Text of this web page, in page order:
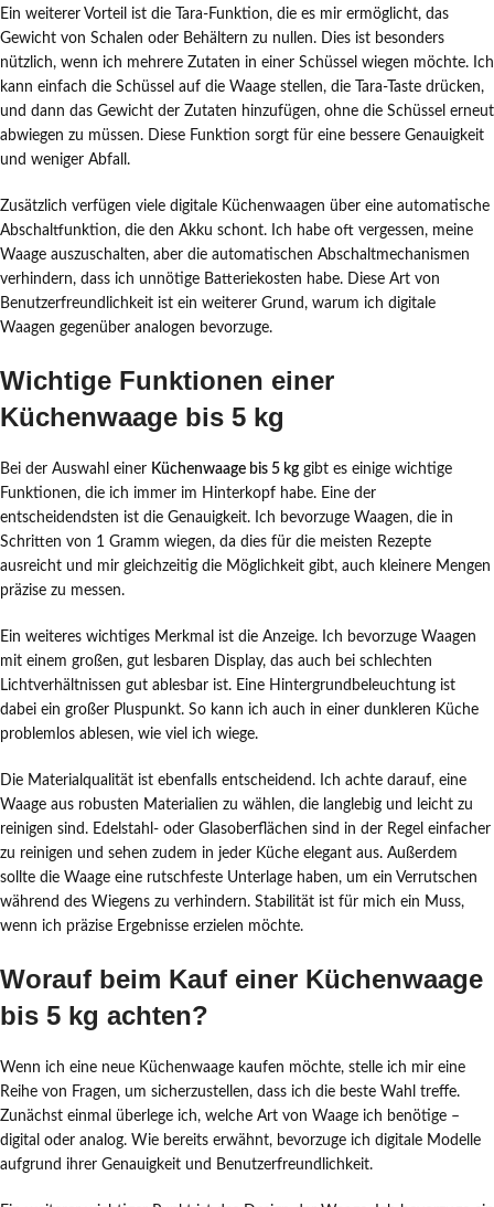
Ein weiterer Vorteil ist die Tara-Funktion, die es mir ermöglicht, das
Gewicht von Schalen oder Behältern zu nullen. Dies ist besonders
nützlich, wenn ich mehrere Zutaten in einer Schüssel wiegen möchte. Ich
kann einfach die Schüssel auf die Waage stellen, die Tara-Taste drücken,
und dann das Gewicht der Zutaten hinzufügen, ohne die Schüssel erneut
abwiegen zu müssen. Diese Funktion sorgt für eine bessere Genauigkeit
und weniger Abfall.
Zusätzlich verfügen viele digitale Küchenwaagen über eine automatische
Abschaltfunktion, die den Akku schont. Ich habe oft vergessen, meine
Waage auszuschalten, aber die automatischen Abschaltmechanismen
verhindern, dass ich unnötige Batteriekosten habe. Diese Art von
Benutzerfreundlichkeit ist ein weiterer Grund, warum ich digitale
Waagen gegenüber analogen bevorzuge.
Wichtige Funktionen einer
Küchenwaage bis 5 kg
Bei der Auswahl einer Küchenwaage bis 5 kg gibt es einige wichtige
Funktionen, die ich immer im Hinterkopf habe. Eine der
entscheidendsten ist die Genauigkeit. Ich bevorzuge Waagen, die in
Schritten von 1 Gramm wiegen, da dies für die meisten Rezepte
ausreicht und mir gleichzeitig die Möglichkeit gibt, auch kleinere Mengen
präzise zu messen.
Ein weiteres wichtiges Merkmal ist die Anzeige. Ich bevorzuge Waagen
mit einem großen, gut lesbaren Display, das auch bei schlechten
Lichtverhältnissen gut ablesbar ist. Eine Hintergrundbeleuchtung ist
dabei ein großer Pluspunkt. So kann ich auch in einer dunkleren Küche
problemlos ablesen, wie viel ich wiege.
Die Materialqualität ist ebenfalls entscheidend. Ich achte darauf, eine
Waage aus robusten Materialien zu wählen, die langlebig und leicht zu
reinigen sind. Edelstahl- oder Glasoberflächen sind in der Regel einfacher
zu reinigen und sehen zudem in jeder Küche elegant aus. Außerdem
sollte die Waage eine rutschfeste Unterlage haben, um ein Verrutschen
während des Wiegens zu verhindern. Stabilität ist für mich ein Muss,
wenn ich präzise Ergebnisse erzielen möchte.
Worauf beim Kauf einer Küchenwaage
bis 5 kg achten?
Wenn ich eine neue Küchenwaage kaufen möchte, stelle ich mir eine
Reihe von Fragen, um sicherzustellen, dass ich die beste Wahl treffe.
Zunächst einmal überlege ich, welche Art von Waage ich benötige –
digital oder analog. Wie bereits erwähnt, bevorzuge ich digitale Modelle
aufgrund ihrer Genauigkeit und Benutzerfreundlichkeit.